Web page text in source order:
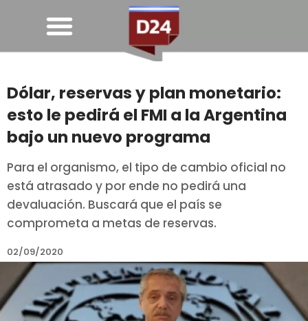
Dólar, reservas y plan monetario:
esto le pedirá el FMI a la Argentina
bajo un nuevo programa
Para el organismo, el tipo de cambio oficial no
está atrasado y por ende no pedirá una
devaluación. Buscará que el país se
comprometa a metas de reservas.
02/09/2020